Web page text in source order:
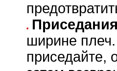
ширине
приседайте,